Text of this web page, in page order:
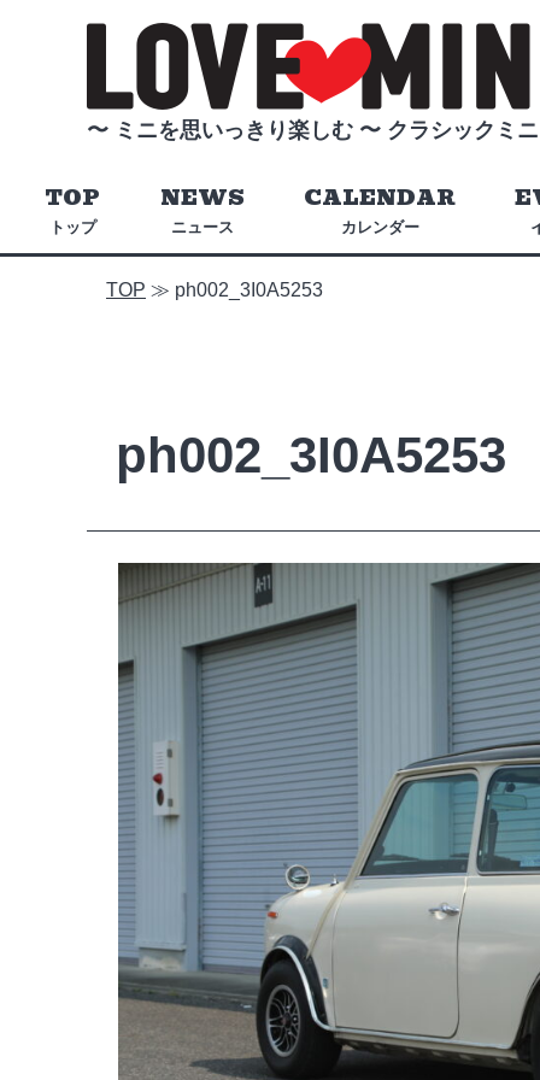
〜 ミニを思いっきり楽しむ 〜 クラシックミ
トップ
TOP
ニュース
NEWS
カレンダー
CALENDAR
TOP ≫ ph002_3I0A5253
ph002_3I0A5253